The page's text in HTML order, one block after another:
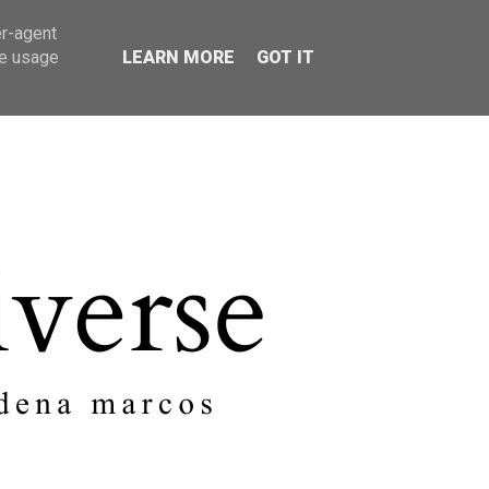
SOBRE MI
agent
usage
LEARN MORE GOT IT